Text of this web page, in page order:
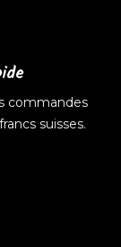
commandes
suisses.